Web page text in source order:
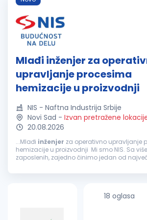
Mlađi inženjer za
upravljanje procesima
hemizacije u proizvodnji
NIS - Naftna Industrija Srbije
Novi Sad - Izvan pretražene
20.08.2026
...Mlađi inženjer za operativno upravljanje
hemizacije u proizvodnji Mi smo NIS. Sa više od 13.000
zaposlenih, zajedno činimo jedan od
ponekad...
18 oglasa